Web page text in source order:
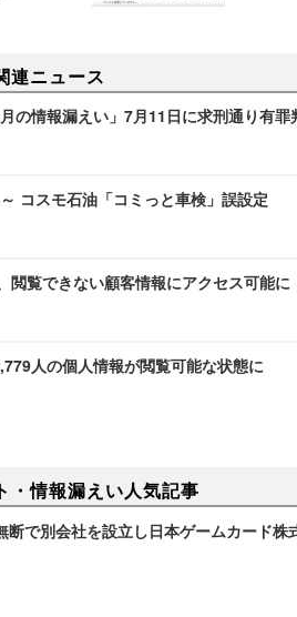
連ニュース
の情報漏えい」7月11日に求刑通り有罪
コスモ石油「コミっと車検」誤設定
閲覧できない顧客情報にアクセス可能に
人の個人情報が閲覧可能な状態に
・情報漏えい人気記事
で別会社を設立し日本ゲームカード株